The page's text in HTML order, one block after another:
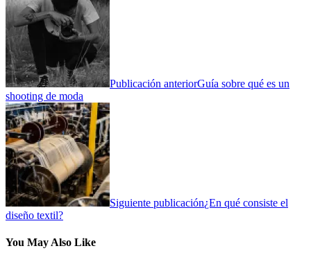
Publicación anteriorGuía sobre qué es un
shooting de moda
Siguiente publicación¿En qué consiste el
diseño textil?
You May Also Like